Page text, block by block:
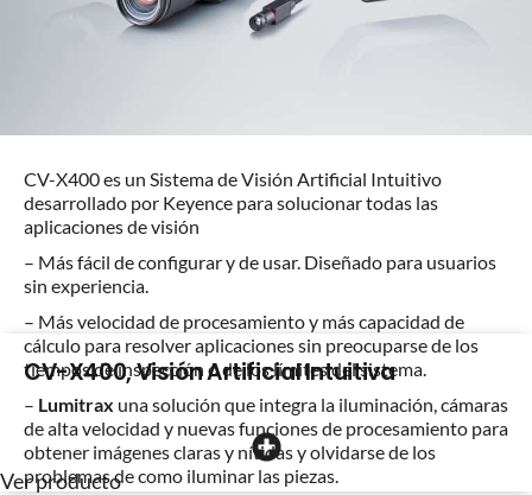
CV-X400 es un Sistema de Visión Artificial Intuitivo
desarrollado por Keyence para solucionar todas las
aplicaciones de visión
– Más fácil de configurar y de usar. Diseñado para usuarios
sin experiencia.
– Más velocidad de procesamiento y más capacidad de
cálculo para resolver aplicaciones sin preocuparse de los
tiempos de inspección o de los límites del sistema.
– Lumitrax una solución que integra la iluminación, cámaras
de alta velocidad y nuevas funciones de procesamiento para
obtener imágenes claras y nítidas y olvidarse de los
problemas de como iluminar las piezas.
CV-X400, Visión Artificial Intuitiva
Ver producto